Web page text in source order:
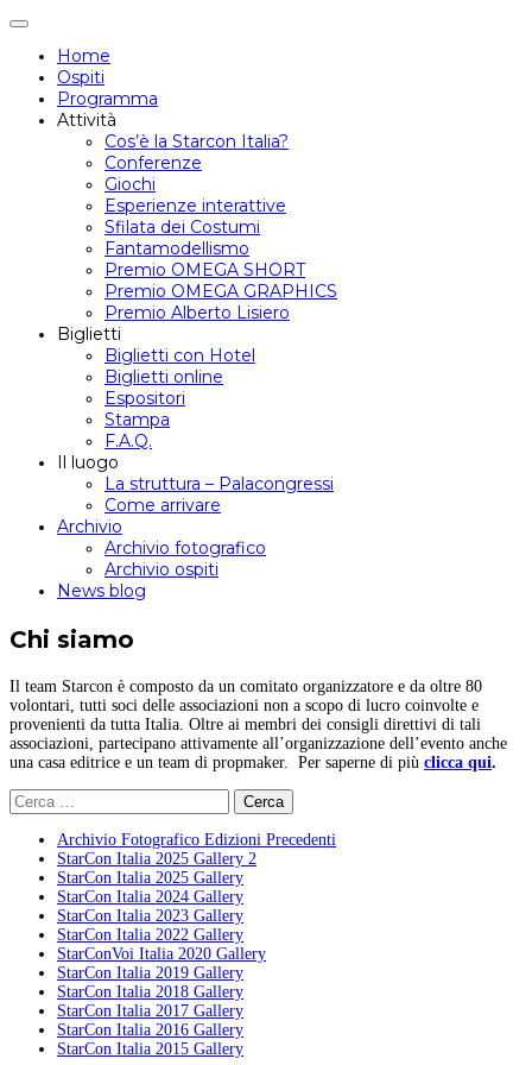
Attiva/disattiva
navigazione
Home
Ospiti
Programma
Attività
Cos’è la Starcon Italia?
Conferenze
Giochi
Esperienze interattive
Sfilata dei Costumi
Fantamodellismo
Premio OMEGA SHORT
Premio OMEGA GRAPHICS
Premio Alberto Lisiero
Biglietti
Biglietti con Hotel
Biglietti online
Espositori
Stampa
F.A.Q.
Il luogo
La struttura – Palacongressi
Come arrivare
Archivio
Archivio fotografico
Archivio ospiti
News blog
Chi siamo
Il team Starcon è composto da un comitato organizzatore e da oltre 80
volontari, tutti soci delle associazioni non a scopo di lucro coinvolte e
provenienti da tutta Italia. Oltre ai membri dei consigli direttivi di tali
associazioni, partecipano attivamente all’organizzazione dell’evento anche
una casa editrice e un team di propmaker. Per saperne di più clicca qui.
Ricerca
per:
Archivio Fotografico Edizioni Precedenti
StarCon Italia 2025 Gallery 2
StarCon Italia 2025 Gallery
StarCon Italia 2024 Gallery
StarCon Italia 2023 Gallery
StarCon Italia 2022 Gallery
StarConVoi Italia 2020 Gallery
StarCon Italia 2019 Gallery
StarCon Italia 2018 Gallery
StarCon Italia 2017 Gallery
StarCon Italia 2016 Gallery
StarCon Italia 2015 Gallery